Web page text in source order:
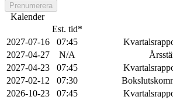
Prenumerera
Kalender
Est. tid*
2027-07-16
07:45
2027-04-27
N/A
2027-04-23
07:45
2027-02-12
07:30
2026-10-23
07:45